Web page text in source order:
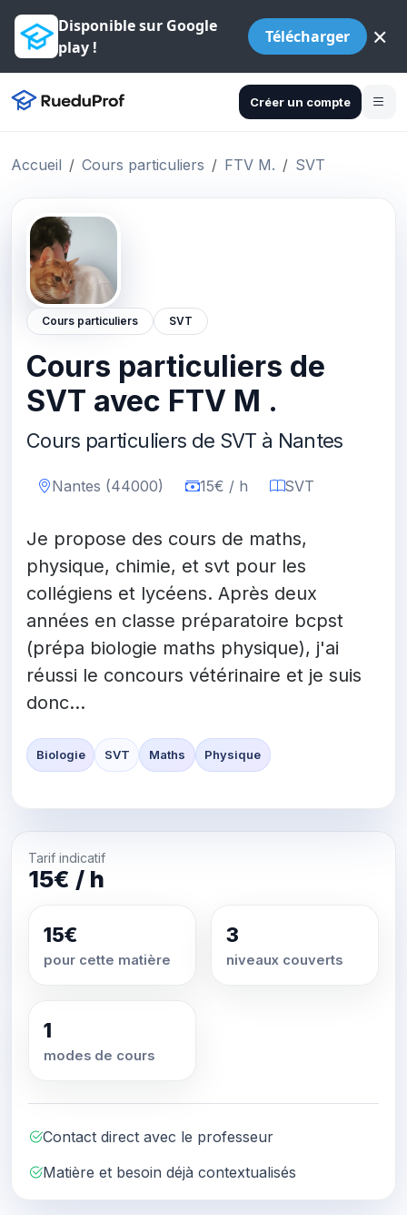
Disponible sur Google
play !
Télécharger ×
Créer un compte
Accueil Cours particuliers FTV M. SVT
Cours particuliers SVT
Cours particuliers de
SVT avec FTV M .
Cours particuliers de SVT à Nantes
Nantes (44000) 15€ / h SVT
Je propose des cours de maths,
physique, chimie, et svt pour les
collégiens et lycéens. Après deux
années en classe préparatoire bcpst
(prépa biologie maths physique), j'ai
réussi le concours vétérinaire et je suis
donc...
Biologie SVT Maths Physique
Tarif indicatif
15€ / h
15€
pour cette matière
3
niveaux couverts
1
modes de cours
Contact direct avec le professeur
Matière et besoin déjà contextualisés